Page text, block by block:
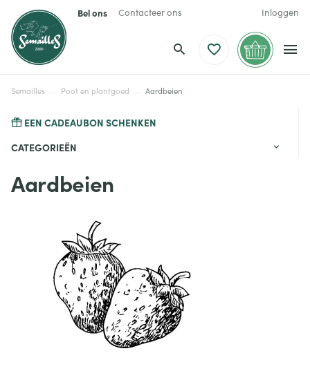
Bel ons Contacteer ons Inloggen
Semailles Poot en plantgoed Aardbeien
EEN CADEAUBON SCHENKEN
CATEGORIEËN
Aardbeien